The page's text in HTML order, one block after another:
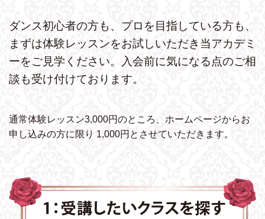
ダンス初心者の方も、プロを目指している方も、
まずは体験レッスンをお試しいただき 当アカデミ
ーをご見学ください。
入会前に気になる点のご相
談も受け付けております。
通常体験レッスン3,000円のところ、ホームページからお
申し込みの方に限り 1,000円とさせていただきます。